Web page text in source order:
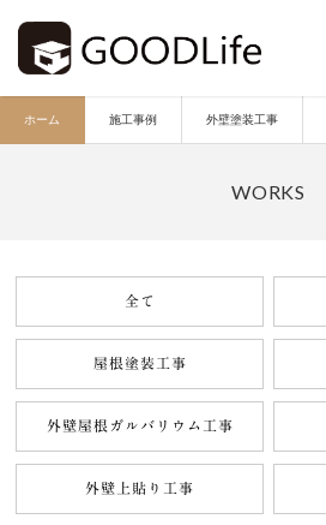
ホーム 施工事例 外壁塗装工事
全て
屋根塗装工事
外壁屋根ガルバリウム工事
外壁上貼り工事